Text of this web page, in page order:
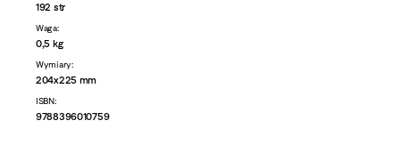
192 str
Waga:
0,5 kg
Wymiary:
204x225 mm
ISBN:
9788396010759